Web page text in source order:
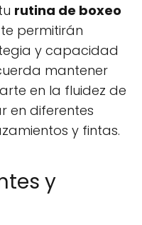
rutina de boxeo
permitirán
y capacidad
mantener
en la fluidez de
en diferentes
y fintas.
y